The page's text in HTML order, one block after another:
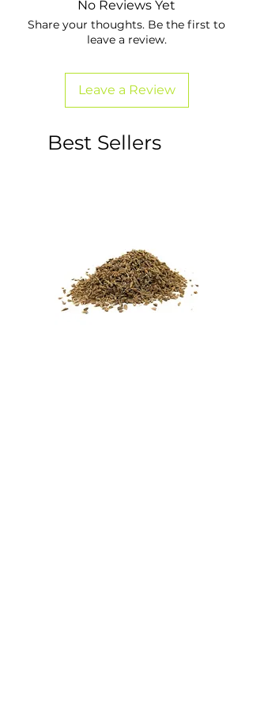
No Reviews Yet
Share your thoughts. Be the first to
leave a review.
Leave a Review
Best Sellers